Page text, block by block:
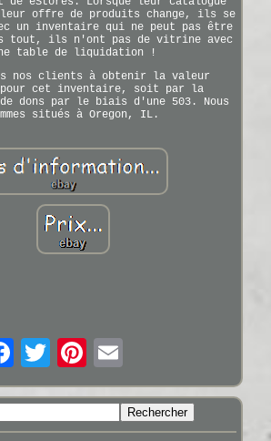
leur offre de produits change, ils se
un inventaire qui ne peut pas être
tout, ils n'ont pas de vitrine avec
table de liquidation !
nos clients à obtenir la valeur
pour cet inventaire, soit par la
dons par le biais d'une 503. Nous
situés à Oregon, IL.